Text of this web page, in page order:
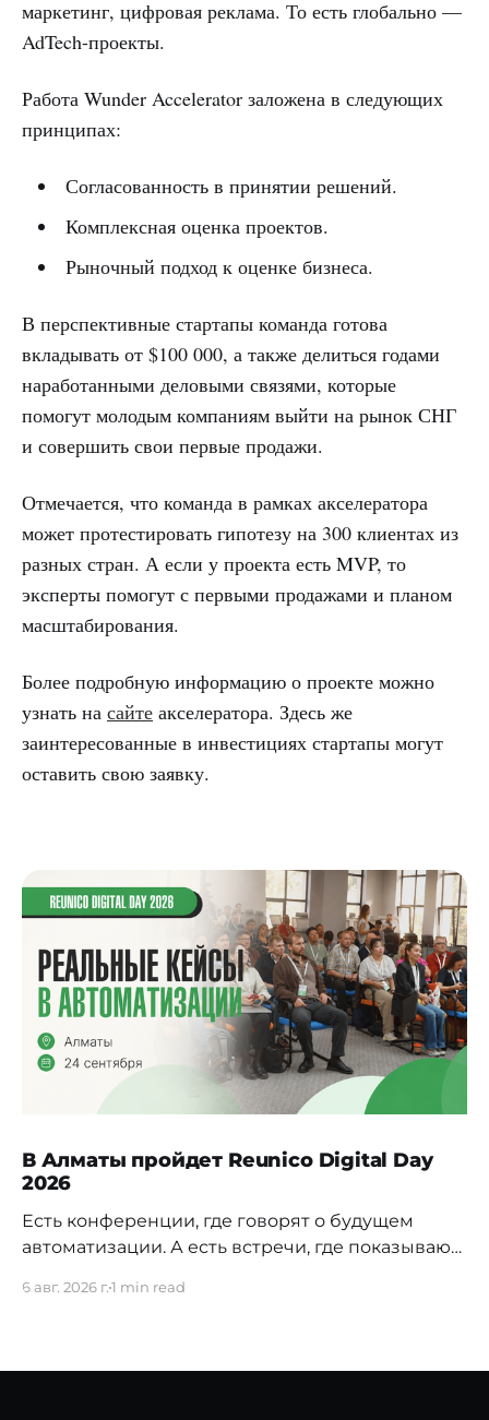
маркетинг, цифровая реклама. То есть глобально —
AdTech-проекты.
Работа Wunder Accelerator заложена в следующих
принципах:
Согласованность в принятии решений.
Комплексная оценка проектов.
Рыночный подход к оценке бизнеса.
В перспективные стартапы команда готова
вкладывать от $100 000, а также делиться годами
наработанными деловыми связями, которые
помогут молодым компаниям выйти на рынок СНГ
и совершить свои первые продажи.
Отмечается, что команда в рамках акселератора
может протестировать гипотезу на 300 клиентах из
разных стран. А если у проекта есть MVP, то
эксперты помогут с первыми продажами и планом
масштабирования.
Более подробную информацию о проекте можно
узнать на сайте акселератора. Здесь же
заинтересованные в инвестициях стартапы могут
оставить свою заявку.
В Алматы пройдет Reunico Digital Day
2026
Есть конференции, где говорят о будущем
автоматизации. А есть встречи, где показывают,
6 авг. 2026 г.1 min read